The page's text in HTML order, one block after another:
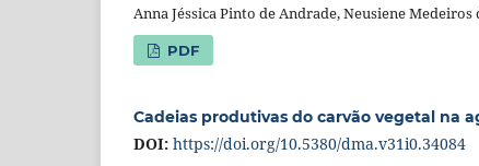
Anna Jéssica Pinto de Andrade, Neusiene
PDF
Cadeias produtivas do carvão vegetal na
DOI: https://doi.org/10.5380/dma.v31i0.34084